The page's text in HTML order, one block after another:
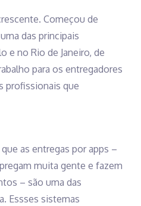
Começou de
das principais
e no Rio de Janeiro, de
para os entregadores
profissionais que
as entregas por apps –
muita gente e fazem
– são uma das
Essses sistemas